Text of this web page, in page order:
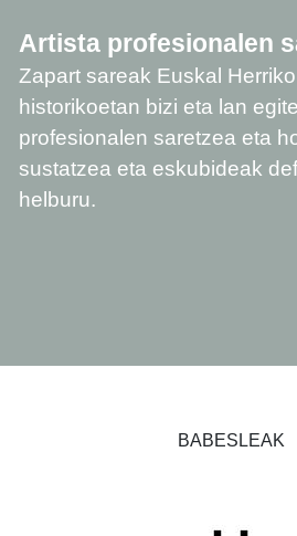
Artista profesionalen
Zapart sareak Euskal
historikoetan bizi eta lan
profesionalen saretzea eta
sustatzea eta eskubideak
helburu.
BABESLEAK